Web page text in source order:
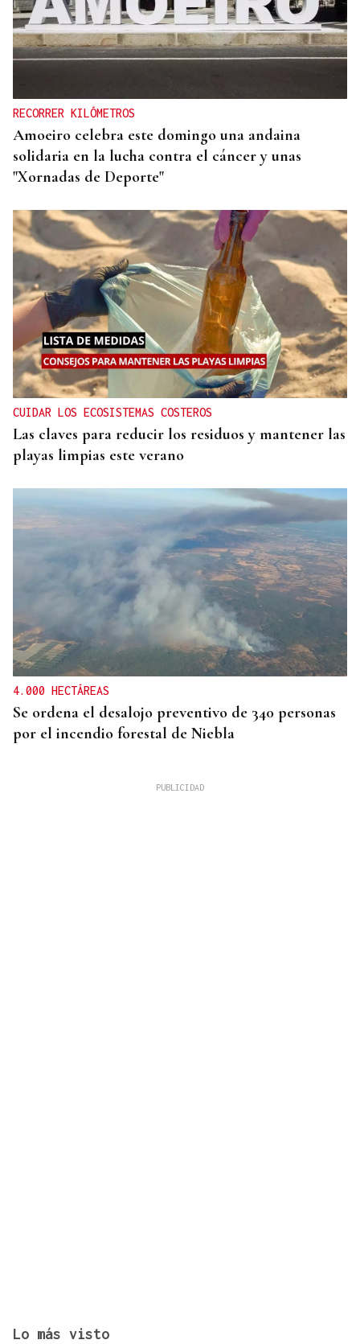
BIOGRAFÍAS
Jesusa Prado López, la fuerza ourensana que
RECORRER KILÓMETROS
Amoeiro celebra este domingo una andaina
solidaria en la lucha contra el cáncer y unas
"Xornadas de Deporte"
CUIDAR LOS ECOSISTEMAS COSTEROS
Las claves para reducir los residuos y mantener las
playas limpias este verano
4.000 HECTÁREAS
Se ordena el desalojo preventivo de 340 personas
por el incendio forestal de Niebla
Lo más visto